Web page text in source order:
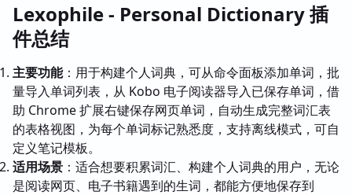
Lexophile - Personal Dictionary 插
件总结
主要功能：用于构建个人词典，可从命令面板添加单词，批
量导入单词列表，从 Kobo 电子阅读器导入已保存单词，借
助 Chrome 扩展右键保存网页单词，自动生成完整词汇表
的表格视图，为每个单词标记熟悉度，支持离线模式，可自
定义笔记模板。
适用场景 ：适合想要积累词汇、构建个人词典的用户，无论
是阅读网页、电子书籍遇到的生词，都能方便地保存到